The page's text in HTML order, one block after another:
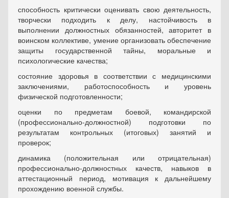
способность критически оценивать свою деятельность,
творчески подходить к делу, настойчивость в
выполнении должностных обязанностей, авторитет в
воинском коллективе, умение организовать обеспечение
защиты государственной тайны, моральные и
психологические качества;
состояние здоровья в соответствии с медицинскими
заключениями, работоспособность и уровень
физической подготовленности;
оценки по предметам боевой, командирской
(профессионально-должностной) подготовки по
результатам контрольных (итоговых) занятий и
проверок;
динамика (положительная или отрицательная)
профессионально-должностных качеств, навыков в
аттестационный период, мотивация к дальнейшему
прохождению военной службы.